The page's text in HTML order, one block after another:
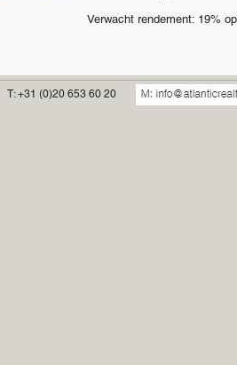
Verwacht rendement: 19%
T: +31 (0)20 653 60 20